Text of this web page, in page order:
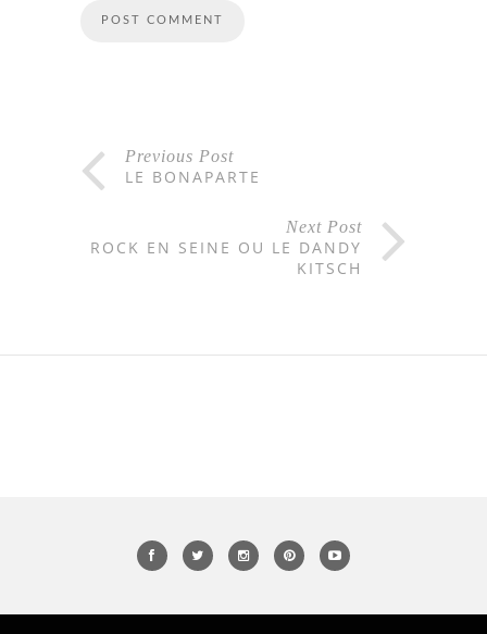
Previous Post
LE BONAPARTE
Next Post
ROCK EN SEINE OU LE DANDY
KITSCH